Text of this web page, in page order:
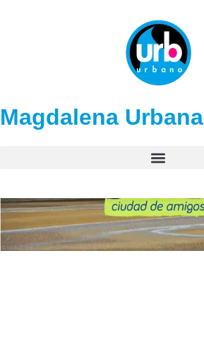
Magdalena Urbana